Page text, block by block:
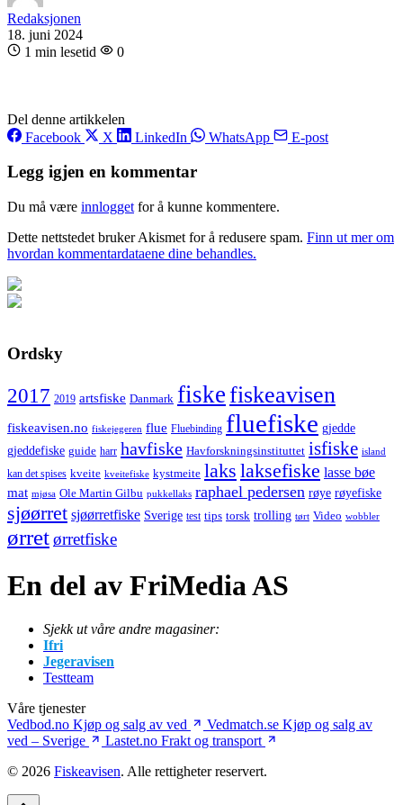
Redaksjonen
18. juni 2024
1 min lesetid
0
Del denne artikkelen
Facebook
X LinkedIn WhatsApp E-post
Legg igjen en kommentar
Du må være innlogget for å kunne kommentere.
Dette nettstedet bruker Akismet for å redusere spam. Finn ut mer om
hvordan kommentardataene dine behandles.
Ordsky
2017 2019 artsfiske Danmark fiskefiskeavisen
fiskeavisen.no fiskejegeren flue Fluebinding fluefiske gjedde
gjeddefiske guide harr havfiske Havforskningsinstituttet isfiske island
kan det spises kveite kveitefiske kystmeite laks laksefiske lasse bøe
mat mjøsa Ole Martin Gilbu pukkellaks raphael pedersen røye røyefiske
sjøørret sjøørretfiske Sverige test tips torsk trolling tørt Video wobbler
ørretørretfiske
En del av FriMedia AS
Sjekk ut våre andre magasiner:
Ifri
Jegeravisen
Testteam
Våre tjenester
Vedbod.no Kjøp og salg av ved Vedmatch.se Kjøp og salg av
ved – Sverige
Lastet.no Frakt og transport
© 2026 Fiskeavisen. Alle rettigheter reservert.